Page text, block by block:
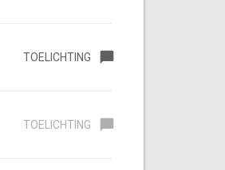
TOELICHTING
TOELICHTING